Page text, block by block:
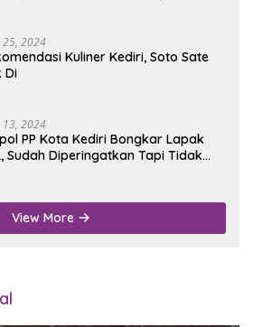
25, 2024
Kuliner Kediri, Soto Sate
Di
13, 2024
PP Kota Kediri Bongkar Lapak
Sudah Diperingatkan Tapi Tidak
View More